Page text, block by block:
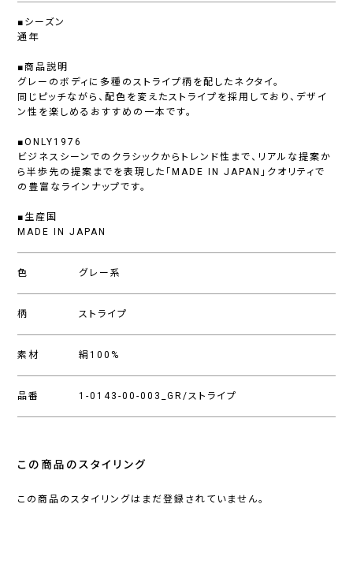
■シーズン
通年
■商品説明
グレーのボディに多種のストライプ柄を配したネクタイ。
同じピッチながら、配色を変えたストライプを採用しており、デザイ
ン性を楽しめるおすすめの一本です。
■ONLY1976
ビジネスシーンでのクラシックからトレンド性まで、リアルな提案か
ら半歩先の提案までを表現した「MADE IN JAPAN」クオリティで
の豊富なラインナップです。
■生産国
MADE IN JAPAN
色 グレー系
柄 ストライプ
素材 絹100%
品番 1-0143-00-003_GR/ストライプ
この商品のスタイリング
この商品のスタイリングはまだ登録されていません。